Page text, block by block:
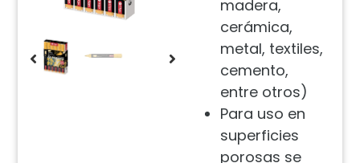
madera,
cerámica,
metal, textiles,
cemento,
entre otros)
Para uso en
superficies
porosas se